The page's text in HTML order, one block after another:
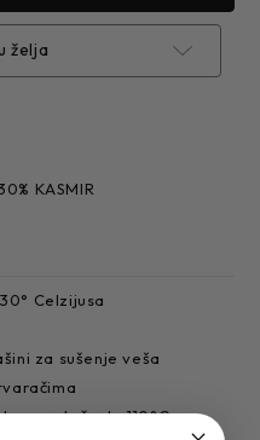
želja
KASMIR
ploče do 110°C
Celzijusa
za sušenje veša